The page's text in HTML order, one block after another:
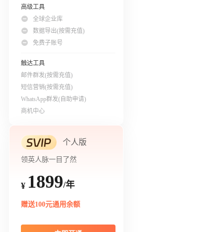
高级工具
全球企业库
数据导出(按需充值)
免费子账号
触达工具
邮件群发(按需充值)
短信营销(按需充值)
WhatsApp群发(自助申请)
商机中心
个人版
领英人脉一目了然
¥ 1899/年
赠送100元通用余额